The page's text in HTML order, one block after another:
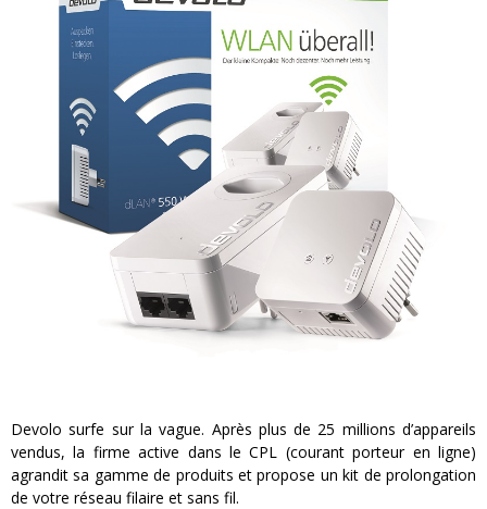
« Dr Wertham / L’homme qui étudia les tueurs en série » - Un Métier à Risque !
Assassin's Creed Black Flag Resynced
« Damn Them All » - Un duo de Choc !
Devolo surfe sur la vague. Après plus de 25 millions d’appareils
vendus, la firme active dans le CPL (courant porteur en ligne)
agrandit sa gamme de produits et propose un kit de prolongation
de votre réseau filaire et sans fil.